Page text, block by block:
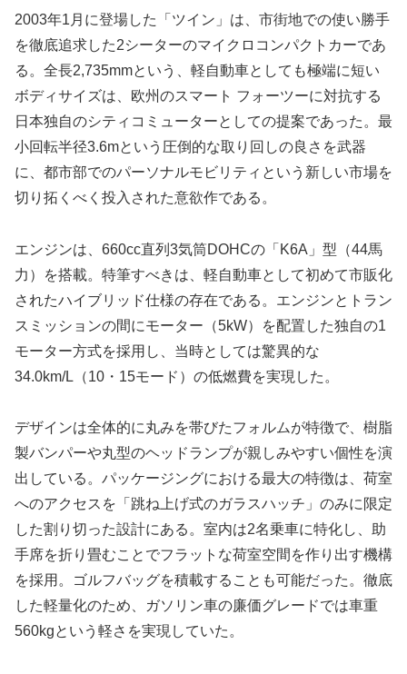
2003年1月に登場した「ツイン」は、市街地での使い勝手
を徹底追求した2シーターのマイクロコンパクトカーであ
る。全長2,735mmという、軽自動車としても極端に短い
ボディサイズは、欧州のスマート フォーツーに対抗する
日本独自のシティコミューターとしての提案であった。最
小回転半径3.6mという圧倒的な取り回しの良さを武器
に、都市部でのパーソナルモビリティという新しい市場を
切り拓くべく投入された意欲作である。
エンジンは、660cc直列3気筒DOHCの「K6A」型（44馬
力）を搭載。特筆すべきは、軽自動車として初めて市販化
されたハイブリッド仕様の存在である。エンジンとトラン
スミッションの間にモーター（5kW）を配置した独自の1
モーター方式を採用し、当時としては驚異的な
34.0km/L（10・15モード）の低燃費を実現した。
デザインは全体的に丸みを帯びたフォルムが特徴で、樹脂
製バンパーや丸型のヘッドランプが親しみやすい個性を演
出している。パッケージングにおける最大の特徴は、荷室
へのアクセスを「跳ね上げ式のガラスハッチ」のみに限定
した割り切った設計にある。室内は2名乗車に特化し、助
手席を折り畳むことでフラットな荷室空間を作り出す機構
を採用。ゴルフバッグを積載することも可能だった。徹底
した軽量化のため、ガソリン車の廉価グレードでは車重
560kgという軽さを実現していた。